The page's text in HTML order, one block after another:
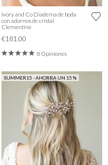
Ivory and Co Diadema de boda
con adornos de cristal
Clementine
€181.00
8 Opiniones
SUMMER15 - AHORRA UN 15 %